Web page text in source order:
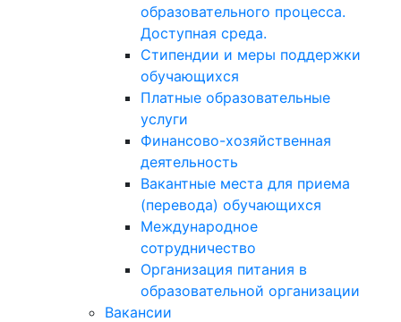
образовательного процесса.
Доступная среда.
Стипендии и меры поддержки
обучающихся
Платные образовательные
услуги
Финансово-хозяйственная
деятельность
Вакантные места для приема
(перевода) обучающихся
Международное
сотрудничество
Организация питания в
образовательной организации
Вакансии